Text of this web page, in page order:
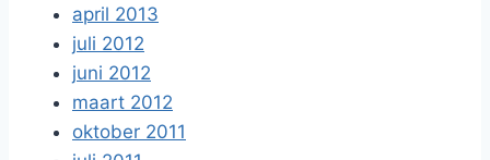
april 2013
juli 2012
juni 2012
maart 2012
oktober 2011